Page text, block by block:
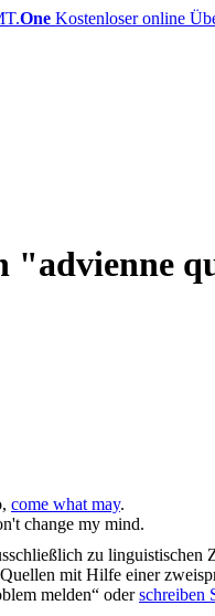
One Kostenloser online
"advienne
come what may.
change my mind.
zu
mit Hilfe einer
melden“ oderschreiben